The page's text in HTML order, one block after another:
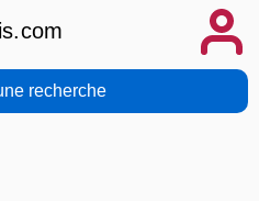
recherche